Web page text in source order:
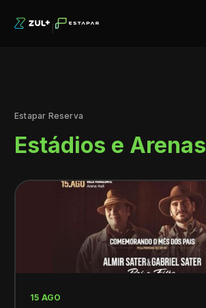
Estapar Reserva
Estádios e Arenas
15 AGO